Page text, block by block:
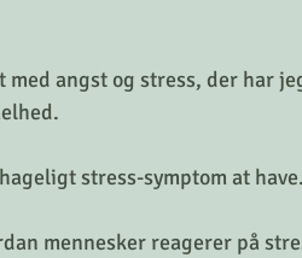
med angst og stress, der har
stress-symptom at have.
mennesker reagerer på